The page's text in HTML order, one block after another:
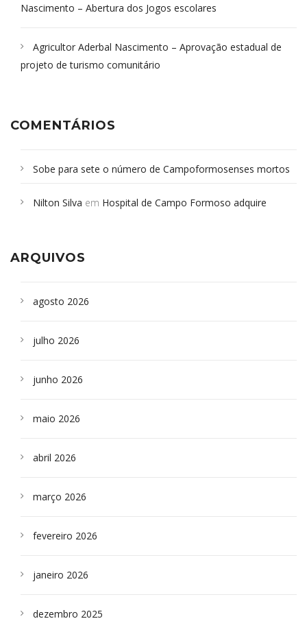
Nascimento – Abertura dos Jogos escolares
Agricultor Aderbal Nascimento – Aprovação estadual de
projeto de turismo comunitário
COMENTÁRIOS
Sobe para sete o número de Campoformosenses mortos
Campoformosenses que morreram em desabamentos são
Nilton Silva em Hospital de Campo Formoso adquire
ARQUIVOS
agosto 2026
julho 2026
junho 2026
maio 2026
abril 2026
março 2026
fevereiro 2026
janeiro 2026
dezembro 2025